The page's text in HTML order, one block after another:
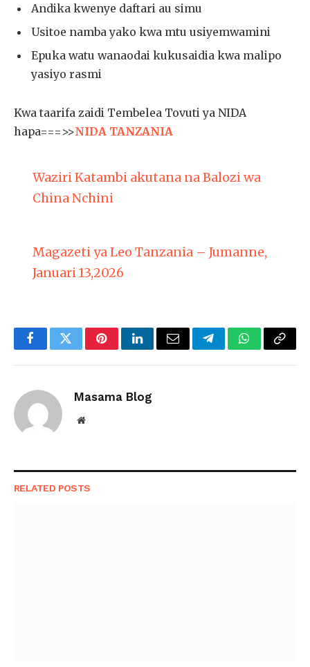
Andika kwenye daftari au simu
Usitoe namba yako kwa mtu usiyemwamini
Epuka watu wanaodai kukusaidia kwa malipo
yasiyo rasmi
Kwa taarifa zaidi Tembelea Tovuti ya NIDA
hapa===>>NIDA TANZANIA
Waziri Katambi akutana na Balozi wa
China Nchini
Magazeti ya Leo Tanzania – Jumanne,
Januari 13,2026
FacebookTwitterPinterestLinkedInEmail TelegramWhatsApp
Copy
Masama Blog
Website
RELATED POSTS